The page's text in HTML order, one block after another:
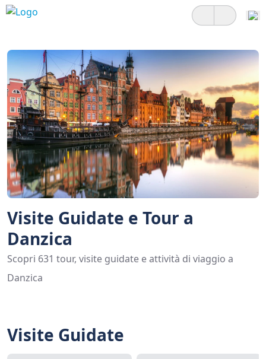
Visite Guidate e Tour a
Danzica
Scopri 631 tour, visite guidate e attività di viaggio a
Danzica
Visite Guidate